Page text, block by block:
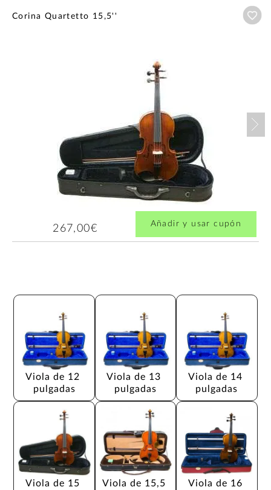
Corina Quartetto 15,5''
267,00€ Añadir y usar cupón
Viola de 12
pulgadas
Viola de 13
pulgadas
Viola de 14
pulgadas
Viola de 15 Viola de 15,5 Viola de 16